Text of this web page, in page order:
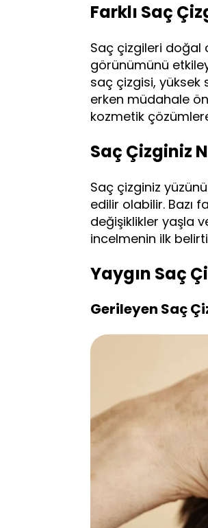
Farklı Saç
Saç çizgileri doğal
görünümünü
saç çizgisi, yüksek
erken müdahale
kozmetik
Saç Çizginiz
Saç çizginiz
edilir olabilir. Bazı
değişiklikler yaşla
incelmenin ilk
Yaygın Saç
Gerileyen Saç